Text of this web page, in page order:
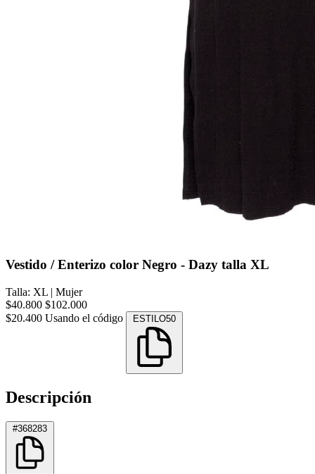
Vestido / Enterizo color Negro - Dazy talla XL
Talla: XL | Mujer
$40.800 $102.000
$20.400 Usando el código ESTILO50
Descripción
#368283